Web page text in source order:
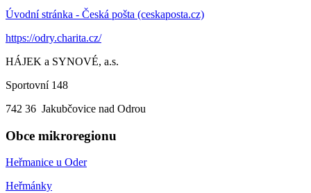
Úvodní stránka - Česká pošta (ceskaposta.cz)
https://odry.charita.cz/
HÁJEK a SYNOVÉ, a.s.
Sportovní 148
742 36 Jakubčovice nad Odrou
Obce mikroregionu
Heřmanice u Oder
Heřmánky